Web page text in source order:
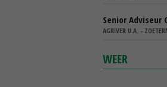
Senior Adviseur
AGRIVER U.A. -
WEER